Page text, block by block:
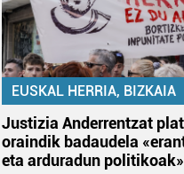
EUSKAL HERRIA, BIZKAIA
Justizia Anderrentzat
oraindik badaudela
eta arduradun politikoak»